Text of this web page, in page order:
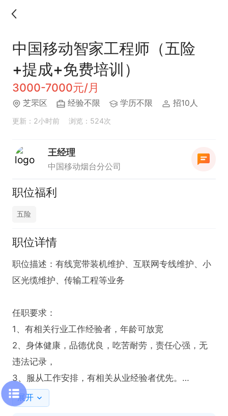
中国移动智家工程师（五险
+提成+免费培训）
3000-7000元/月
芝罘区 经验不限 学历不限 招10人
更新：2小时前 浏览：524次
王经理
中国移动烟台分公司
职位福利
五险
职位详情
职位描述：有线宽带装机维护、互联网专线维护、小
区光缆维护、传输工程等业务
任职要求：
1、有相关行业工作经验者，年龄可放宽
2、身体健康，品德优良，吃苦耐劳，责任心强，无
违法记录，
3、服从工作安排，有相关从业经验者优先。
4、具备较强的学习能力，与客户沟通有耐心，有良
好的服务意识。
展开